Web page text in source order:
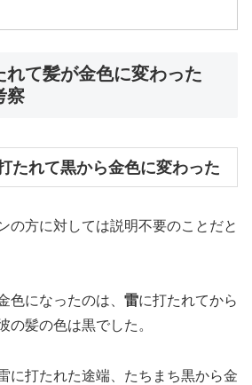
れて髪が金色に変わった
察
たれて黒から金色に変わった
の方に対しては説明不要のことだと
色になったのは、 雷に打たれてから
の髪の色は黒でした。
打たれた途端、たちまち黒から金